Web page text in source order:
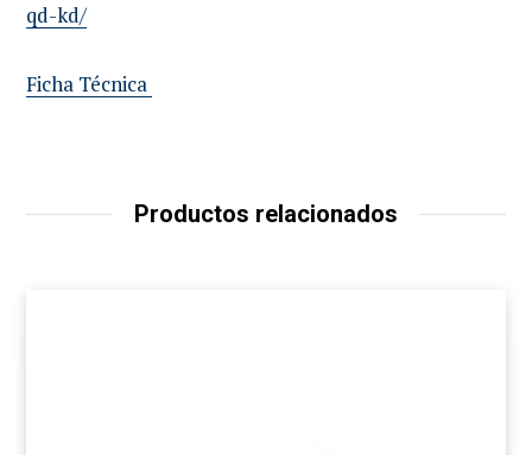
qd-kd/
Ficha Técnica
Productos relacionados